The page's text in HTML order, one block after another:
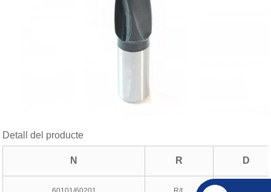
Detall del producte
N R D